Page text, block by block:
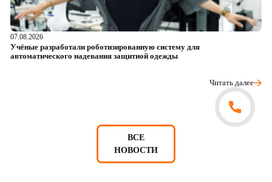
07.08.2026
Учёные разработали роботизированную систему для
автоматического надевания защитной одежды
Читать далее
ВСЕ
НОВОСТИ